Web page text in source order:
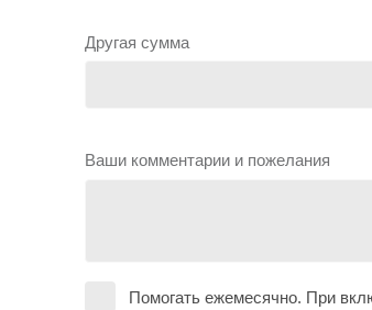
Другая сумма
Ваши комментарии и пожелания
Помогать ежемесячно. При